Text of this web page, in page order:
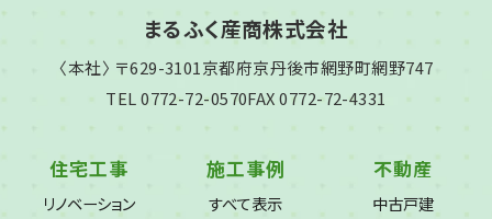
まるふく産商株式会社
〈本社〉 〒629-3101京都府京丹後市網野町網野747
TEL 0772-72-0570FAX 0772-72-4331
住宅工事
リノベーション
施工事例
すべて表示
不動産
中古戸建